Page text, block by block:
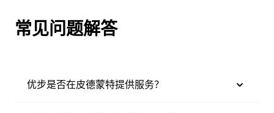
常见问题解答
优步是否在皮德蒙特提供服务？